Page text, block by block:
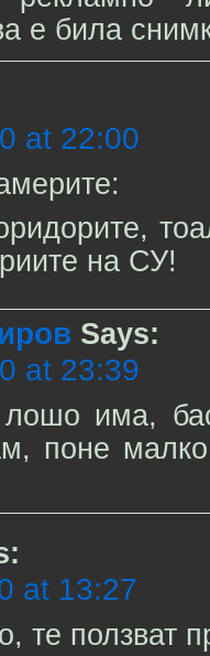
е била
at 22:00
на СУ!
Says:
at 23:39
има,
поне
at 13:27
те ползват